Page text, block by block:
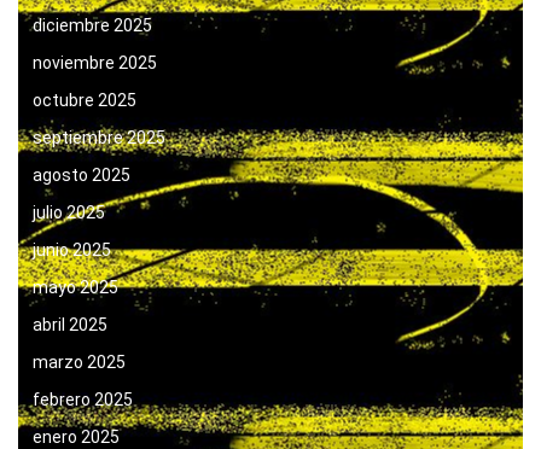
diciembre 2025
noviembre 2025
octubre 2025
septiembre 2025
agosto 2025
julio 2025
junio 2025
mayo 2025
abril 2025
marzo 2025
febrero 2025
enero 2025